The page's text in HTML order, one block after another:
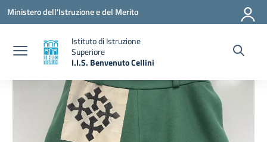
Vai ai contenuti
Vai al menu di navigazione
Vai al footer
Ministero dell'Istruzione e del Merito
Istituto di Istruzione
Superiore
I.I.S. Benvenuto Cellini